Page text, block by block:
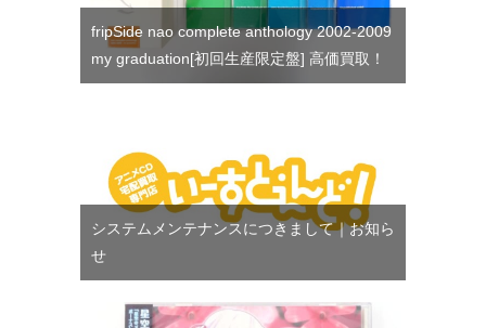
fripSide nao complete anthology 2002-2009
my graduation[初回生産限定盤] 高価買取！
システムメンテナンスにつきまして｜お知ら
せ